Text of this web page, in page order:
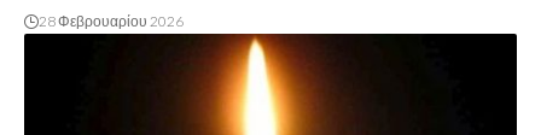
28 Φεβρουαρίου 2026